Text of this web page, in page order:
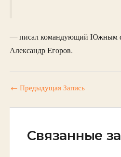
— писал командующий Южным
Александр Егоров.
← Предыдущая Запись
Связанные